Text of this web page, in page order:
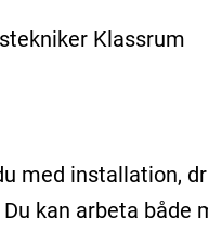
Klassrum
med installation,
kan arbeta både